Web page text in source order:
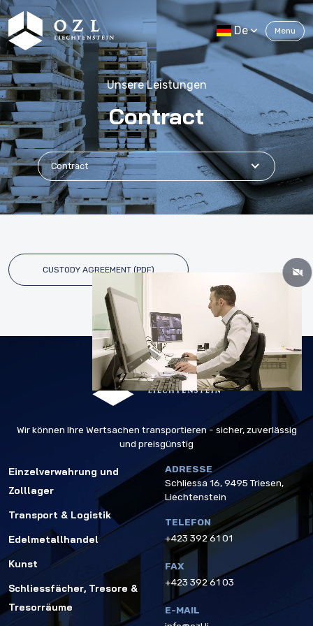
De Menu
Unsere Leistungen
Contract
Contract
CUSTODY AGREEMENT (PDF)
Wir können Ihre Wertsachen transportieren - sicher, zuverlässig
und preisgünstig
Einzelverwahrung und
Zolllager
Transport & Logistik
Edelmetallhandel
Kunst
Schliessfächer, Tresore &
Tresorräume
ADRESSE
Schliessa 16, 9495 Triesen,
Liechtenstein
TELEFON
+423 392 61 01
FAX
+423 392 61 03
E-MAIL